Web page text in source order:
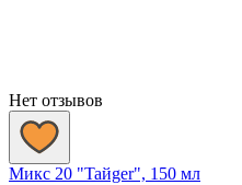
Нет отзывов
Микс 20 "Taйger", 150 мл